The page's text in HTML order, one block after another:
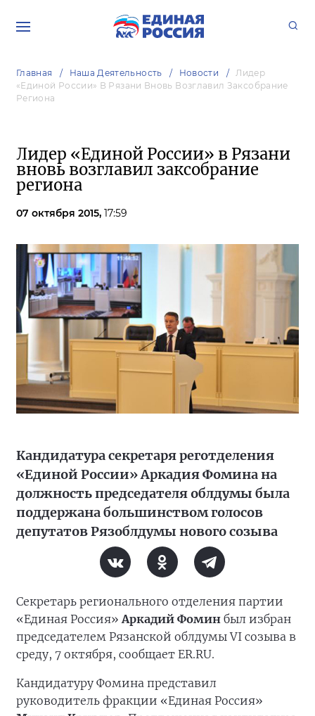
Главная Наша Деятельность Новости
Лидер
«Единой России» В Рязани Вновь Возглавил Заксобрание
Региона
Лидер «Единой России» в Рязани
вновь возглавил заксобрание
региона
07 октября 2015, 17:59
Кандидатура секретаря реготделения
«Единой России» Аркадия Фомина на
должность председателя облдумы была
поддержана большинством голосов
депутатов Рязоблдумы нового созыва
Секретарь регионального отделения партии
«Единая Россия»Аркадий Фомин был избран
председателем Рязанской облдумы VI созыва в
среду, 7 октября, сообщает ER.RU.
Кандидатуру Фомина представил
руководитель фракции «Единая Россия»